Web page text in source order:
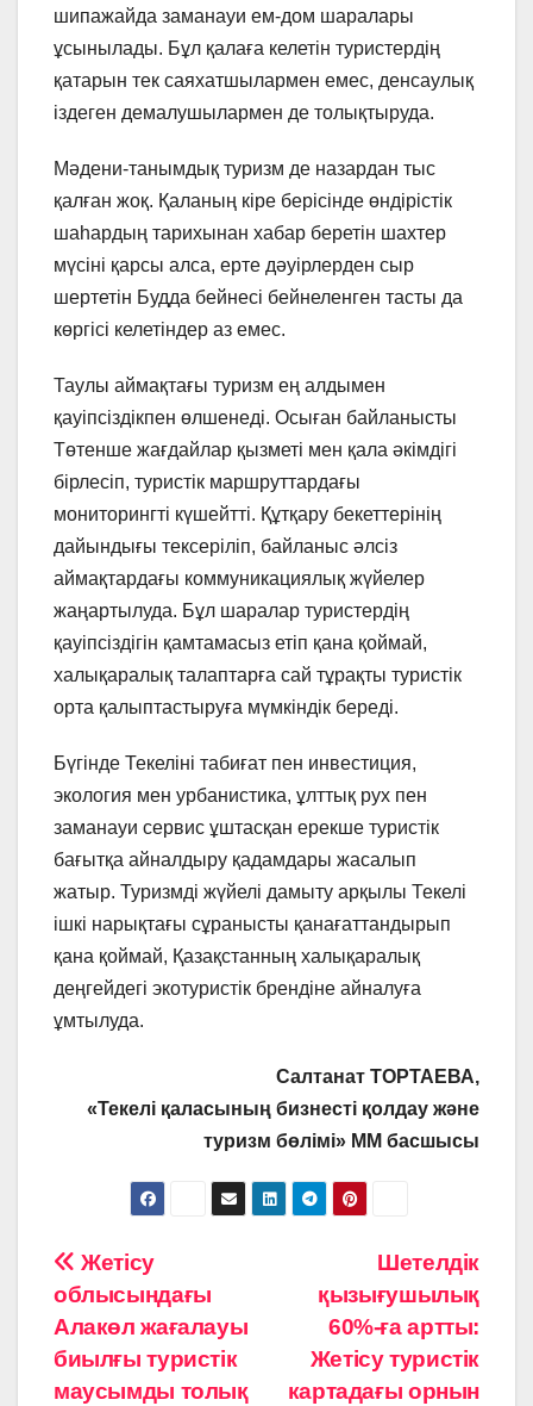
шипажайда заманауи ем-дом шаралары
ұсынылады. Бұл қалаға келетін туристердің
қатарын тек саяхатшылармен емес, денсаулық
іздеген демалушылармен де толықтыруда.
Мәдени-танымдық туризм де назардан тыс
қалған жоқ. Қаланың кіре берісінде өндірістік
шаһардың тарихынан хабар беретін шахтер
мүсіні қарсы алса, ерте дәуірлерден сыр
шертетін Будда бейнесі бейнеленген тасты да
көргісі келетіндер аз емес.
Таулы аймақтағы туризм ең алдымен
қауіпсіздікпен өлшенеді. Осыған байланысты
Төтенше жағдайлар қызметі мен қала әкімдігі
бірлесіп, туристік маршруттардағы
мониторингті күшейтті. Құтқару бекеттерінің
дайындығы тексеріліп, байланыс әлсіз
аймақтардағы коммуникациялық жүйелер
жаңартылуда. Бұл шаралар туристердің
қауіпсіздігін қамтамасыз етіп қана қоймай,
халықаралық талаптарға сай тұрақты туристік
орта қалыптастыруға мүмкіндік береді.
Бүгінде Текеліні табиғат пен инвестиция,
экология мен урбанистика, ұлттық рух пен
заманауи сервис ұштасқан ерекше туристік
бағытқа айналдыру қадамдары жасалып
жатыр. Туризмді жүйелі дамыту арқылы Текелі
ішкі нарықтағы сұранысты қанағаттандырып
қана қоймай, Қазақстанның халықаралық
деңгейдегі экотуристік брендіне айналуға
ұмтылуда.
Салтанат ТОРТАЕВА,
«Текелі қаласының бизнесті қолдау және
туризм бөлімі» ММ басшысы
Навигация
по
записям
Шетелдік
қызығушылық
60%-ға артты:
Жетісу туристік
картадағы орнын
Жетісу
облысындағы
Алакөл жағалауы
биылғы туристік
маусымды толық